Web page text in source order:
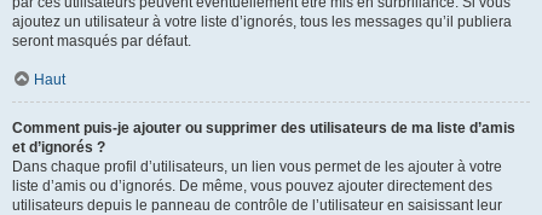
ajoutez un utilisateur à votre liste d’ignorés, tous les messages qu’il publiera
seront masqués par défaut.
Haut
Comment puis-je ajouter ou supprimer des utilisateurs de ma liste d’amis
et d’ignorés ?
Dans chaque profil d’utilisateurs, un lien vous permet de les ajouter à votre
liste d’amis ou d’ignorés. De même, vous pouvez ajouter directement des
utilisateurs depuis le panneau de contrôle de l’utilisateur en saisissant leur